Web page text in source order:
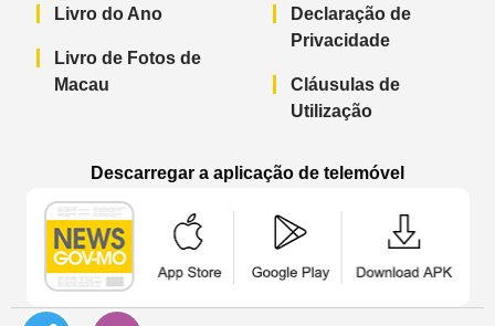
Livro do Ano
Livro de Fotos de
Macau
Declaração de
Privacidade
Cláusulas de
Utilização
Descarregar a aplicação de telemóvel